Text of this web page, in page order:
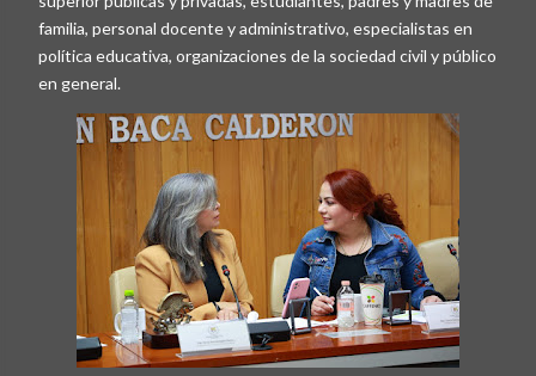
familia, personal docente y administrativo, especialistas en
política educativa, organizaciones de la sociedad civil y público
en general.